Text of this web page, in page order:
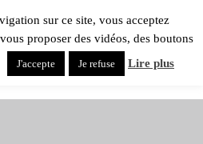
sur ce site, vous acceptez
proposer des vidéos, des boutons
J'accepte Je refuse Lire plus